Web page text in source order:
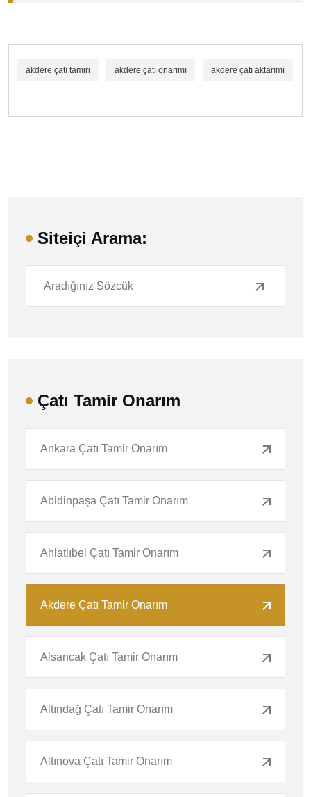
akdere çatı tamiri akdere çatı onarımı akdere çatı aktarımı
Siteiçi Arama:
Çatı Tamir Onarım
Ankara Çatı Tamir Onarım
Abidinpaşa Çatı Tamir Onarım
Ahlatlıbel Çatı Tamir Onarım
Akdere Çatı Tamir Onarım
Alsancak Çatı Tamir Onarım
Altındağ Çatı Tamir Onarım
Altınova Çatı Tamir Onarım